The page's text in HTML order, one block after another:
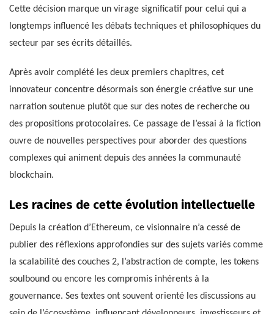
Cette décision marque un virage significatif pour celui qui a
longtemps influencé les débats techniques et philosophiques du
secteur par ses écrits détaillés.
Après avoir complété les deux premiers chapitres, cet
innovateur concentre désormais son énergie créative sur une
narration soutenue plutôt que sur des notes de recherche ou
des propositions protocolaires. Ce passage de l’essai à la fiction
ouvre de nouvelles perspectives pour aborder des questions
complexes qui animent depuis des années la communauté
blockchain.
Les racines de cette évolution intellectuelle
Depuis la création d’Ethereum, ce visionnaire n’a cessé de
publier des réflexions approfondies sur des sujets variés comme
la scalabilité des couches 2, l’abstraction de compte, les tokens
soulbound ou encore les compromis inhérents à la
gouvernance. Ses textes ont souvent orienté les discussions au